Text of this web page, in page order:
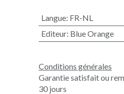
Langue: FR-NL
Editeur: Blue Orange
Conditions générales
Garantie satisfait ou
30 jours